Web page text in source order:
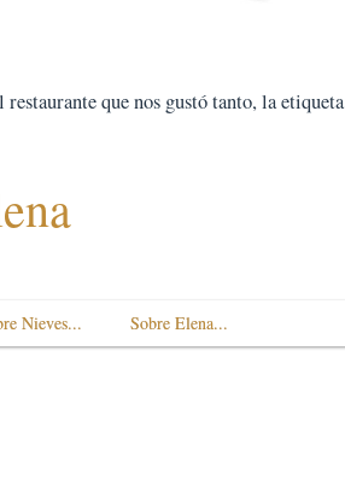
que nos gustó tanto, la etiqueta
Nieves... Sobre Elena...